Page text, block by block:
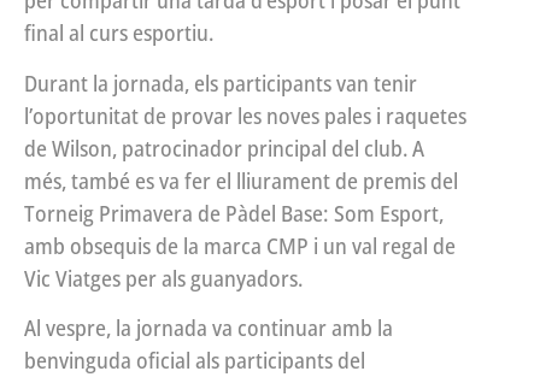
final al curs esportiu.
Durant la jornada, els participants van tenir
l’oportunitat de provar les noves pales i raquetes
de Wilson, patrocinador principal del club. A
més, també es va fer el lliurament de premis del
Torneig Primavera de Pàdel Base: Som Esport,
amb obsequis de la marca CMP i un val regal de
Vic Viatges per als guanyadors.
Al vespre, la jornada va continuar amb la
benvinguda oficial als participants del